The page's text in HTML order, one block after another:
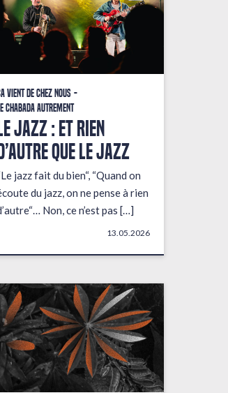
vient de chez nous
Chabada autrement
JAZZ : ET RIEN
QUE LE JAZZ
jazz fait du bien“, “Quand on
du jazz, on ne pense à rien
Non, ce n’est pas […]
13.05.2026